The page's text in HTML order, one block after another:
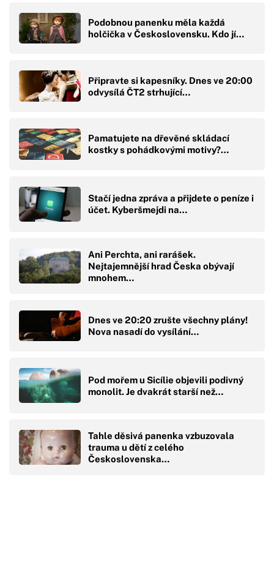
Podobnou panenku měla každá
holčička v Československu. Kdo jí…
Připravte si kapesníky. Dnes ve 20:00
odvysílá ČT2 strhující…
Pamatujete na dřevěné skládací
kostky s pohádkovými motivy?…
Stačí jedna zpráva a přijdete o peníze i
účet. Kyberšmejdi na…
Ani Perchta, ani rarášek.
Nejtajemnější hrad Česka obývají
mnohem…
Dnes ve 20:20 zrušte všechny plány!
Nova nasadí do vysílání…
Pod mořem u Sicílie objevili podivný
monolit. Je dvakrát starší než…
Tahle děsivá panenka vzbuzovala
trauma u dětí z celého
Československa…